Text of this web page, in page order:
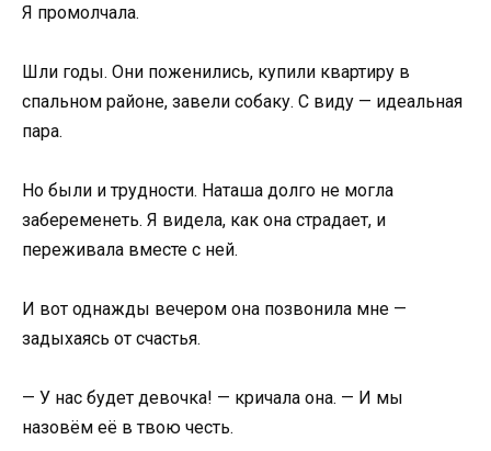
Я промолчала.
Шли годы. Они поженились, купили квартиру в
спальном районе, завели собаку. С виду — идеальная
пара.
Но были и трудности. Наташа долго не могла
забеременеть. Я видела, как она страдает, и
переживала вместе с ней.
И вот однажды вечером она позвонила мне —
задыхаясь от счастья.
— У нас будет девочка! — кричала она. — И мы
назовём её в твою честь.